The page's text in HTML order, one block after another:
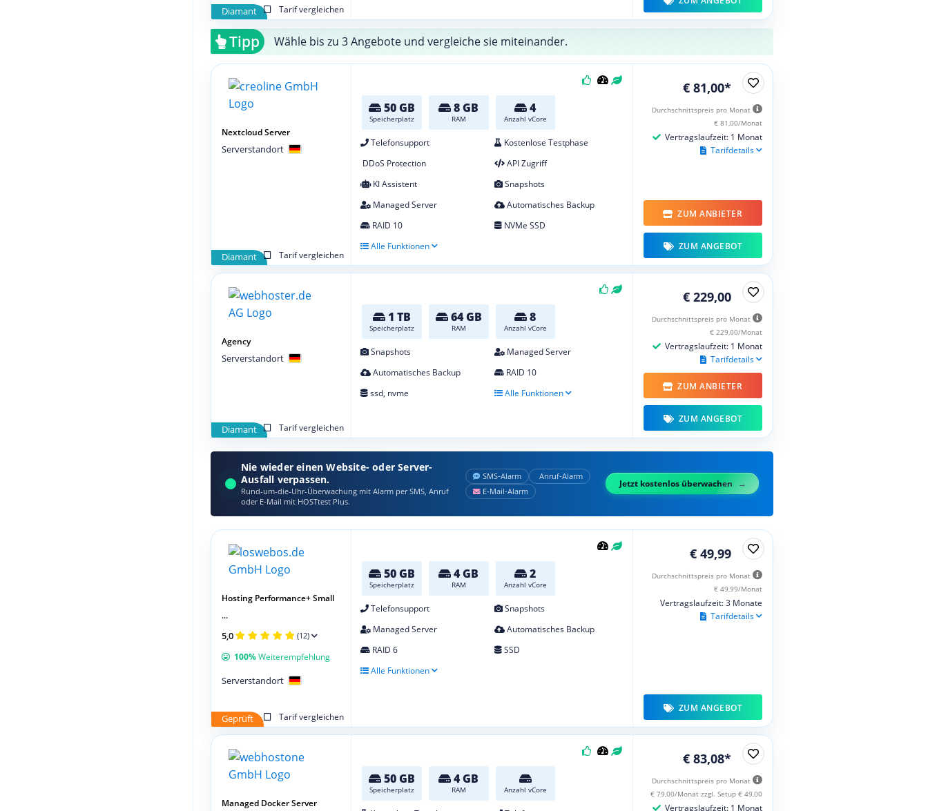
Diamant Tarif vergleichen
Tipp Wähle bis zu 3 Angebote und vergleiche sie miteinander.
50 GB
Speicherplatz
8 GB
RAM
4
Anzahl vCore
Telefonsupport
Kostenlose Testphase
DDoS Protection
API Zugriff
KI Assistent
Snapshots
Managed Server
Automatisches Backup
RAID 10
NVMe SSD
Alle Funktionen
Diamant
Tarif vergleichen
Nextcloud Server
Serverstandort
€ 81,00*
Durchschnittspreis pro Monat
€ 81,00/Monat
Vertragslaufzeit: 1 Monat
Tarifdetails
ZUM ANBIETER
ZUM ANGEBOT
1 TB
Speicherplatz
64 GB
RAM
8
Anzahl vCore
Snapshots
Managed Server
Automatisches Backup
RAID 10
ssd, nvme
Alle Funktionen
Diamant Tarif vergleichen
Agency
Serverstandort
€ 229,00
Durchschnittspreis pro Monat
€ 229,00/Monat
Vertragslaufzeit: 1 Monat
Tarifdetails
ZUM ANBIETER
ZUM ANGEBOT
Nie wieder einen Website- oder Server-
Ausfall verpassen.
Rund-um-die-Uhr-Überwachung mit Alarm per SMS, Anruf
oder E‑Mail mit HOSTtest Plus.
SMS‑Alarm
Anruf‑Alarm
E‑Mail‑Alarm
Jetzt kostenlos überwachen
50 GB
Speicherplatz
4 GB
RAM
2
Anzahl vCore
Telefonsupport
Snapshots
Managed Server
Automatisches Backup
RAID 6
SSD
Alle Funktionen
Geprüft Tarif vergleichen
Hosting Performance+ Small
...
5,0 (12)
100%Weiterempfehlung
Serverstandort
€ 49,99
Durchschnittspreis pro Monat
€ 49,99/Monat
Vertragslaufzeit: 3 Monate
Tarifdetails
ZUM ANGEBOT
50 GB
Speicherplatz
4 GB
RAM Anzahl vCore
Managed Docker Server
€ 83,08*
Durchschnittspreis pro Monat
€ 79,00/Monat zzgl. Setup € 49,00
Vertragslaufzeit: 1 Monat